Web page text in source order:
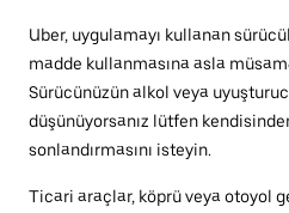
Uber, uygulamayı kullanan
madde kullanmasına asla
Sürücünüzün alkol veya
düşünüyorsanız lütfen
sonlandırmasını isteyin.
Ticari araçlar, köprü veya otoyol